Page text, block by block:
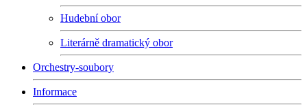
Hudební obor
Literárně dramatický obor
Orchestry-soubory
Informace